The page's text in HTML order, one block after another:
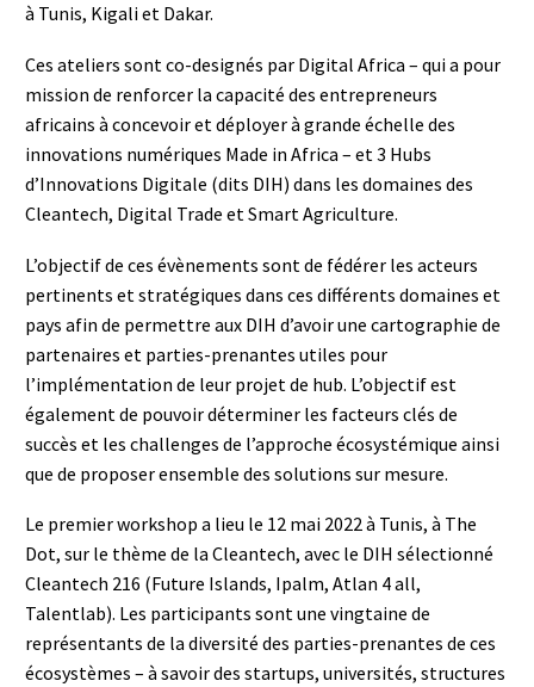
à Tunis, Kigali et Dakar.
Ces ateliers sont co-designés par Digital Africa – qui a pour
mission de renforcer la capacité des entrepreneurs
africains à concevoir et déployer à grande échelle des
innovations numériques Made in Africa – et 3 Hubs
d’Innovations Digitale (dits DIH) dans les domaines des
Cleantech, Digital Trade et Smart Agriculture.
L’objectif de ces évènements sont de fédérer les acteurs
pertinents et stratégiques dans ces différents domaines et
pays afin de permettre aux DIH d’avoir une cartographie de
partenaires et parties-prenantes utiles pour
l’implémentation de leur projet de hub. L’objectif est
également de pouvoir déterminer les facteurs clés de
succès et les challenges de l’approche écosystémique ainsi
que de proposer ensemble des solutions sur mesure.
Le premier workshop a lieu le 12 mai 2022 à Tunis, à The
Dot, sur le thème de la Cleantech, avec le DIH sélectionné
Cleantech 216 (Future Islands, Ipalm, Atlan 4 all,
Talentlab). Les participants sont une vingtaine de
représentants de la diversité des parties-prenantes de ces
écosystèmes – à savoir des startups, universités, structures